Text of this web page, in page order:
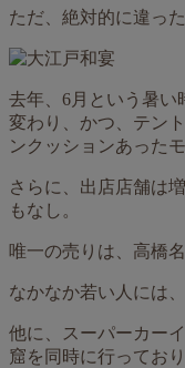
ただ、絶対的に違っ
去年、6月という暑い
変わり、かつ、テン
ンクッションあった
さらに、出店店舗は
もなし。
唯一の売りは、高橋
なかなか若い人には
他に、スーパーカー
窟を同時に行ってお